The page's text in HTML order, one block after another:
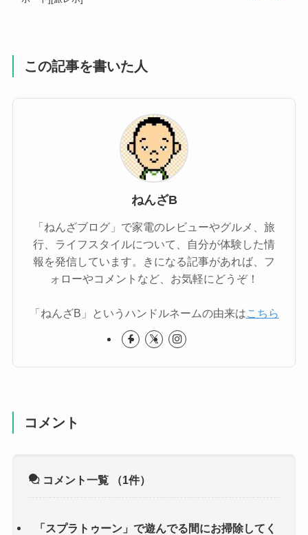
この記事を書いた人
ねんざB
「ねんざブログ」で家電のレビューやグルメ、旅
行、ライフスタイルについて、自分が体験した情
報を発信しています。きになる記事があれば、フ
ォローやコメントなど、お気軽にどうぞ！
「ねんざB」というハンドルネームの由来はこちら
コメント
コメント一覧 （1件）
「スプラトゥーン」で遊んでる間にお掃除してく